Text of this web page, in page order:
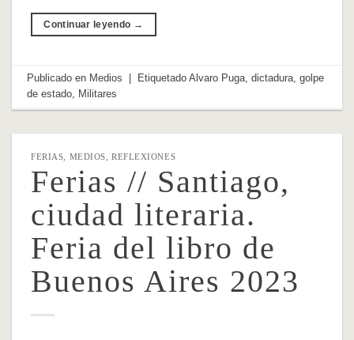
Continuar leyendo →
Publicado en Medios EtiquetadoAlvaro Puga,dictadura,golpe
de estado, Militares
FERIAS MEDIOS REFLEXIONES
Ferias // Santiago,
ciudad literaria.
Feria del libro de
Buenos Aires 2023